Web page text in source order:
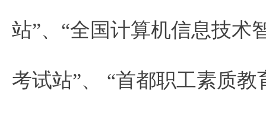
站”、“全国计算机信息技术
考试站”、 “首都职工素质